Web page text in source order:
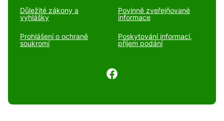
Důležité zákony a
vyhlášky
Povinně zveřejňované
informace
Prohlášení o ochraně
soukromí
Poskytování informací,
příjem podání